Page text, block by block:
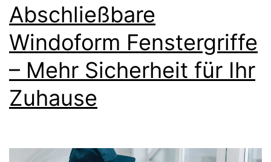
Abschließbare
Windoform Fenstergriffe
– Mehr Sicherheit für Ihr
Zuhause